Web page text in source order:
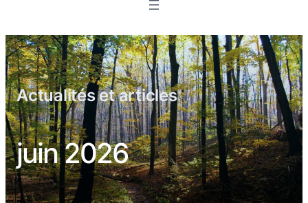
Actualités et articles
juin 2026